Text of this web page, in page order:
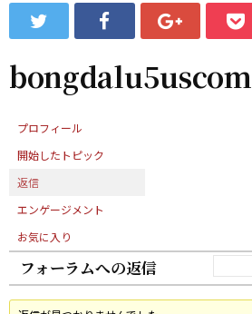
ッ
プ
フ
ォ
ム
bongdalu5uscom
プロフィール
開始したトピック
返信
エンゲージメント
お気に入り
フォーラムへの返信